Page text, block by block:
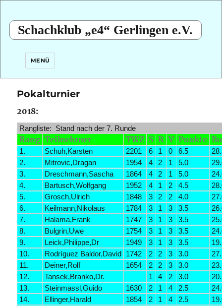
Schachklub „e4“ Gerlingen e.V.
MENÜ
Pokalturnier
2018:
Rangliste: Stand nach der 7. Runde
Rang Teilnehmer TWZ S R V Punkte
1. Schuh,Karsten 2201 6 1 0 6.5
2.
Mitrovic,Dragan 1954 4 2 1 5.0
3.
Dreschmann,Sascha 1864 4 2 1 5.0
4.
Bartusch,Wolfgang 1952 4 1 2 4.5
5.
Grosch,Ulrich 1848 3 2 2 4.0
6.
Keilmann,Nikolaus 1784 3 1 3 3.5
7.
Halama,Frank 1747 3 1 3 3.5
8.
Bulgrin,Uwe 1754 3 1 3 3.5
9.
Leick,Philippe,Dr 1949 3 1 3 3.5
10.
Rodríguez Baldor,David 1742 2 2 3 3.0
11.
Deiner,Rolf 1654 2 2 3 3.0
12.
Tansek,Branko,Dr. 1 4 2 3.0
13.
Steinmassl,Guido 1630 2 1 4 2.5
14.
Ellinger,Harald 1854 2 1 4 2.5